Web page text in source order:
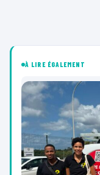
À LIRE ÉGALEMENT